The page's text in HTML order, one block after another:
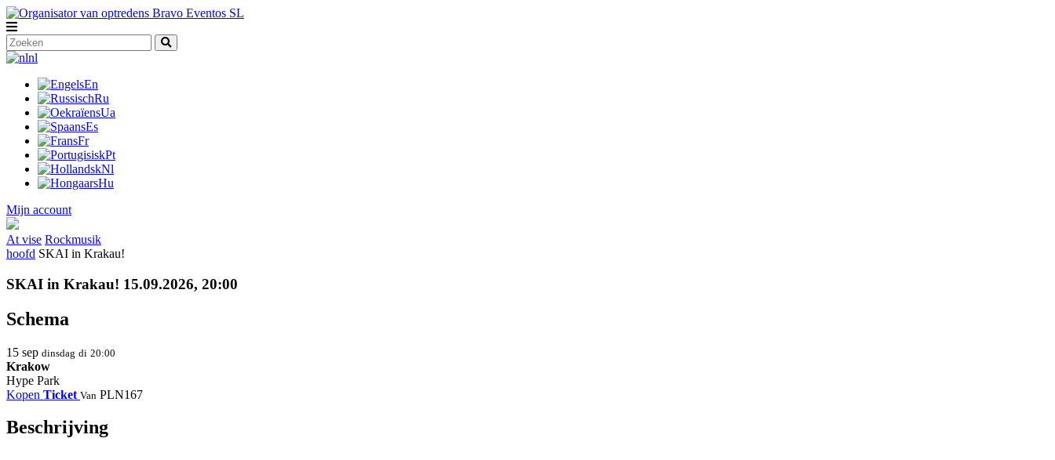
nl
En
Ru
Ua
Es
Fr
Pt
Nl
Hu
Mijn account
At vise Rockmusik
hoofd SKAI in Krakau!
SKAI in Krakau! 15.09.2026, 20:00
Schema
15 sep dinsdag di 20:00
Krakow
Hype Park
Kopen Ticket Van PLN167
Beschrijving